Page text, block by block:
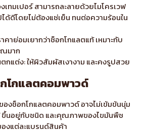
เทมเปอร์ สามารถละลายด้วยไมโครเวฟ
ได้ดีโดยไม่ต้องแช่เย็น ทนต่อความร้อนใน
คาย่อมเยากว่าช็อกโกแลตแท้ เหมาะกับ
มาก
ตกแต่ง: ให้ผิวสัมผัสเงางาม และคงรูปสวย
โกแลตคอมพาวด์
องช็อกโกแลตคอมพาวด์ อาจไม่เข้มข้นนุ่ม
ขึ้นอยู่กับชนิด และคุณภาพของไขมันพืช
งแต่ละแบรนด์สินค้า